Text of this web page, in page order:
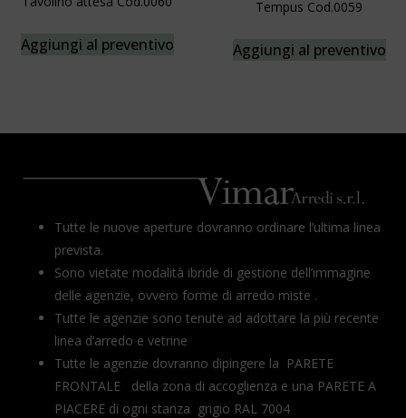
Aggiungi al preventivo
Tempus Cod.0059
Aggiungi al preventivo
Tutte le nuove aperture dovranno ordinare l’ultima linea
prevista.
Sono vietate modalità ibride di gestione dell’immagine
delle agenzie, ovvero forme di arredo miste .
Tutte le agenzie sono tenute ad adottare la più recente
linea d’arredo e vetrine
Tutte le agenzie dovranno dipingere la PARETE
FRONTALE della zona di accoglienza e una PARETE A
PIACERE di ogni stanza grigio RAL 7004